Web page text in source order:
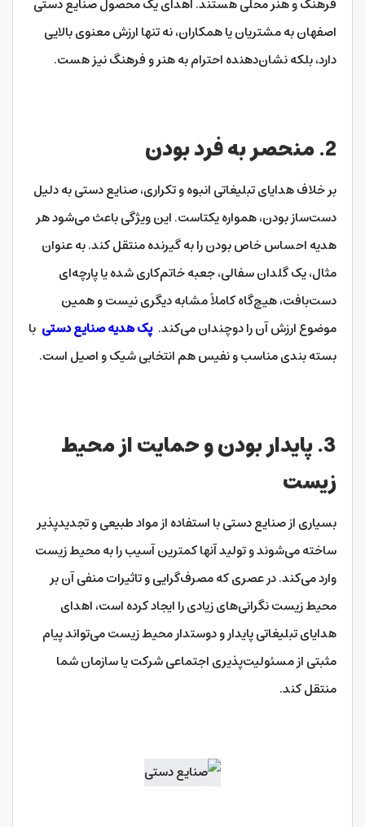
فرهنگ و هنر محلی هستند. اهدای یک محصول صنایع دستی
اصفهان به مشتریان یا همکاران، نه تنها ارزش معنوی بالایی
دارد، بلکه نشان‌دهنده احترام به هنر و فرهنگ نیز هست.
2. منحصر به فرد بودن
بر خلاف هدایای تبلیغاتی انبوه و تکراری، صنایع دستی به دلیل
دست‌ساز بودن، همواره یکتاست. این ویژگی باعث می‌شود هر
هدیه احساس خاص بودن را به گیرنده منتقل کند. به عنوان
مثال، یک گلدان سفالی، جعبه خاتم‌کاری شده یا پارچه‌ای
دست‌بافت، هیچ‌گاه کاملاً مشابه دیگری نیست و همین
موضوع ارزش آن را دوچندان می‌کند.پک هدیه صنایع دستی با
بسته بندی مناسب و نفیس هم انتخابی شیک و اصیل است.
3. پایدار بودن و حمایت از محیط
زیست
بسیاری از صنایع دستی با استفاده از مواد طبیعی و تجدیدپذیر
ساخته می‌شوند و تولید آنها کمترین آسیب را به محیط زیست
وارد می‌کند. در عصری که مصرف‌گرایی و تاثیرات منفی آن بر
محیط زیست نگرانی‌های زیادی را ایجاد کرده است، اهدای
هدایای تبلیغاتی پایدار و دوستدار محیط زیست می‌تواند پیام
مثبتی از مسئولیت‌پذیری اجتماعی شرکت یا سازمان شما
منتقل کند.